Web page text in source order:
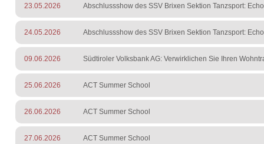
23.05.2026 Abschlussshow des SSV Brixen Sektion Tanzsport:
24.05.2026 Abschlussshow des SSV Brixen Sektion Tanzsport:
09.06.2026 Südtiroler Volksbank AG: Verwirklichen Sie Ihren
25.06.2026 ACT Summer School
26.06.2026 ACT Summer School
27.06.2026 ACT Summer School